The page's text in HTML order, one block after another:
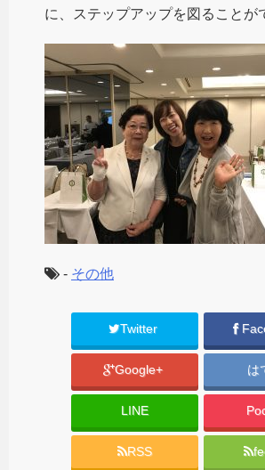
に、ステップアップを図ることが
- その他
Twitter
Google+ は
LINE
RSS